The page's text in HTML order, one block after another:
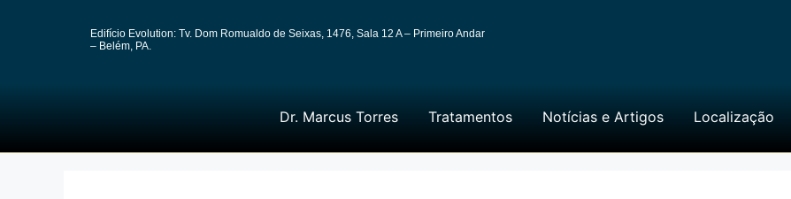
Edifício Evolution: Tv. Dom Romualdo de Seixas, 1476, Sala 12 A – Primeiro Andar
– Belém, PA.
Dr. Marcus Torres Tratamentos Notícias e Artigos Localização